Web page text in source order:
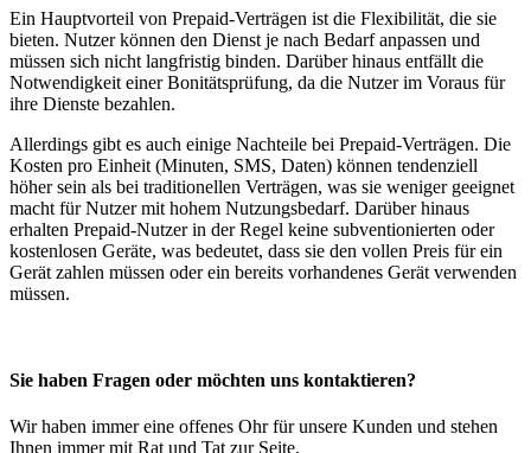
Ein Hauptvorteil von Prepaid-Verträgen ist die Flexibilität, die sie
bieten. Nutzer können den Dienst je nach Bedarf anpassen und
müssen sich nicht langfristig binden. Darüber hinaus entfällt die
Notwendigkeit einer Bonitätsprüfung, da die Nutzer im Voraus für
ihre Dienste bezahlen.
Allerdings gibt es auch einige Nachteile bei Prepaid-Verträgen. Die
Kosten pro Einheit (Minuten, SMS, Daten) können tendenziell
höher sein als bei traditionellen Verträgen, was sie weniger geeignet
macht für Nutzer mit hohem Nutzungsbedarf. Darüber hinaus
erhalten Prepaid-Nutzer in der Regel keine subventionierten oder
kostenlosen Geräte, was bedeutet, dass sie den vollen Preis für ein
Gerät zahlen müssen oder ein bereits vorhandenes Gerät verwenden
müssen.
Sie haben Fragen oder möchten uns kontaktieren?
Wir haben immer eine offenes Ohr für unsere Kunden und stehen
Ihnen immer mit Rat und Tat zur Seite.